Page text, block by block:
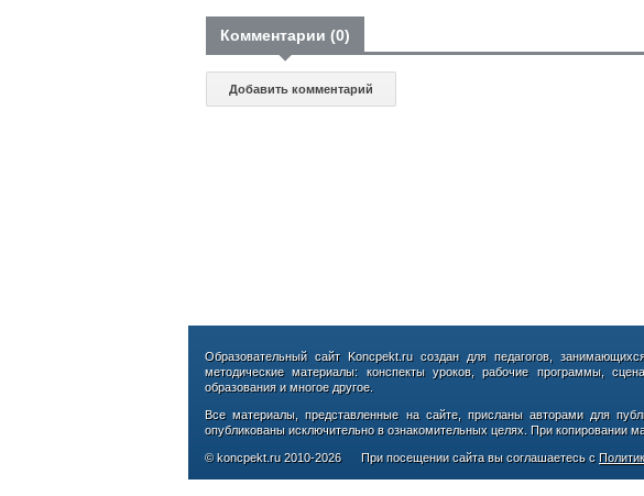
Комментарии (0)
Добавить комментарий
Образовательный сайт Koncpekt.ru создан для педагогов,
методические материалы: конспекты уроков, рабочие программы,
образования и многое другое.
Все материалы, представленные на сайте, присланы авторами для
опубликованы исключительно в ознакомительных целях. При копировании
© koncpekt.ru2010-2026При посещении сайта вы соглашаетесь с